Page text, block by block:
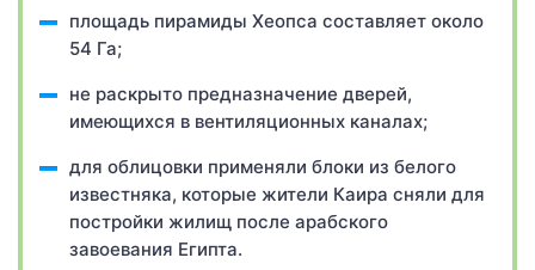
площадь пирамиды Хеопса составляет около
54 Га;
не раскрыто предназначение дверей,
имеющихся в вентиляционных каналах;
для облицовки применяли блоки из белого
известняка, которые жители Каира сняли для
постройки жилищ после арабского
завоевания Египта.